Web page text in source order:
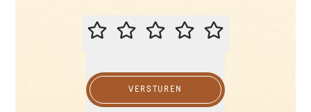
BEOORDEEL DIT RECEPT
VERSTUREN